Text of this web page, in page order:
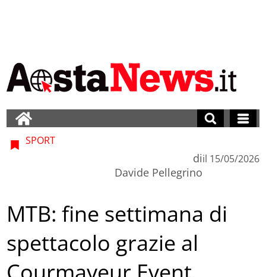
SPORT
di
Davide Pellegrino
il 15/05/2026
MTB: fine settimana di
spettacolo grazie al